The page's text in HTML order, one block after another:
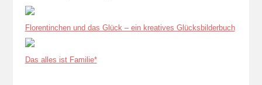
Florentinchen und das Glück – ein kreatives Glücksbilderbuch
Das alles ist Familie*